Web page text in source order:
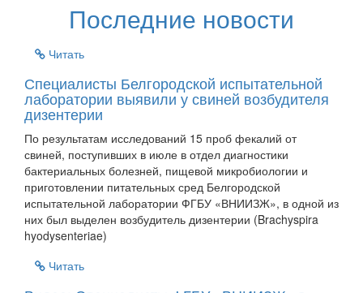
Последние новости
Читать
Специалисты Белгородской испытательной
лаборатории выявили у свиней возбудителя
дизентерии
По результатам исследований 15 проб фекалий от
свиней, поступивших в июле в отдел диагностики
бактериальных болезней, пищевой микробиологии и
приготовлении питательных сред Белгородской
испытательной лаборатории ФГБУ «ВНИИЗЖ», в одной из
них был выделен возбудитель дизентерии (Brachyspira
hyodysenteriae)
Читать